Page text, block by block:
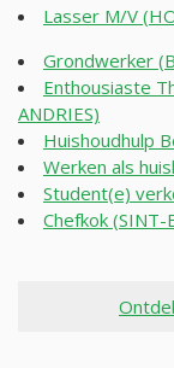
Lasser M/V
Grondwerker
Enthousiaste
ANDRIES)
Huishoudhulp
Werken als
Student(e)
Chefkok (SINT-